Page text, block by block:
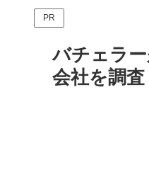
PR
バチェラ
会社を調査